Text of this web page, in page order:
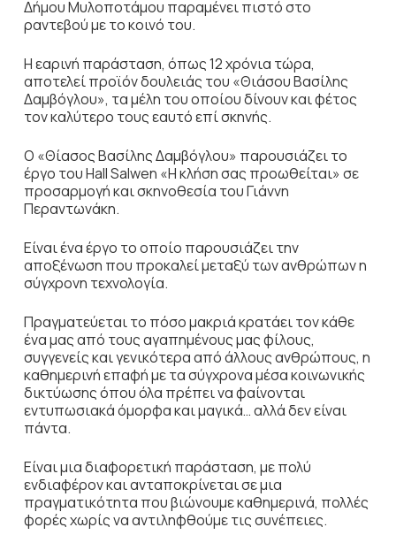
Δήμου Μυλοποτάμου παραμένει πιστό στο
ραντεβού με το κοινό του.
Η εαρινή παράσταση, όπως 12 χρόνια τώρα,
αποτελεί προϊόν δουλειάς του «Θιάσου Βασίλης
Δαμβόγλου», τα μέλη του οποίου δίνουν και φέτος
τον καλύτερο τους εαυτό επί σκηνής.
Ο «Θίασος Βασίλης Δαμβόγλου» παρουσιάζει το
έργο του Hall Salwen «Η κλήση σας προωθείται» σε
προσαρμογή και σκηνοθεσία του Γιάννη
Περαντωνάκη.
Είναι ένα έργο το οποίο παρουσιάζει την
αποξένωση που προκαλεί μεταξύ των ανθρώπων η
σύγχρονη τεχνολογία.
Πραγματεύεται το πόσο μακριά κρατάει τον κάθε
ένα μας από τους αγαπημένους μας φίλους,
συγγενείς και γενικότερα από άλλους ανθρώπους, η
καθημερινή επαφή με τα σύγχρονα μέσα κοινωνικής
δικτύωσης όπου όλα πρέπει να φαίνονται
εντυπωσιακά όμορφα και μαγικά… αλλά δεν είναι
πάντα.
Είναι μια διαφορετική παράσταση, με πολύ
ενδιαφέρον και ανταποκρίνεται σε μια
πραγματικότητα που βιώνουμε καθημερινά, πολλές
φορές χωρίς να αντιληφθούμε τις συνέπειες.